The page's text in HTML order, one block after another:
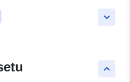
keyboard_arrow_down
keyboard_arrow_up